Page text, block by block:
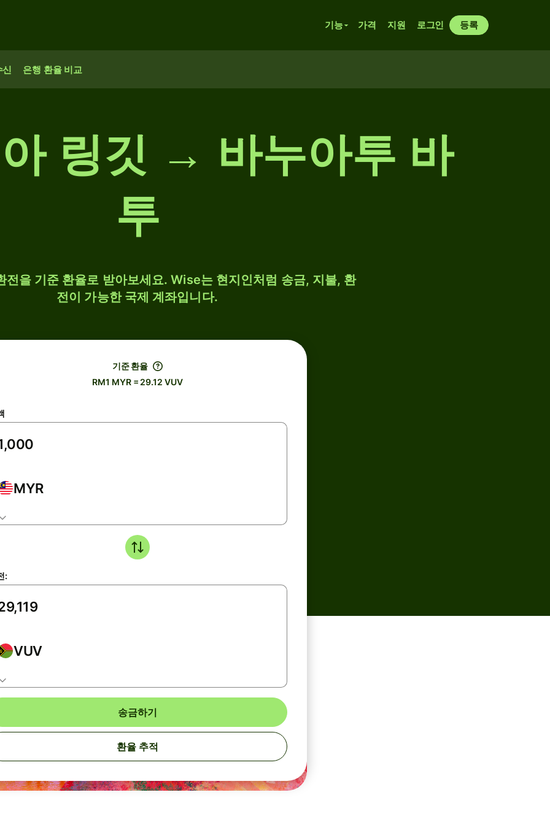
기능 가격 지원 로그인 등록
신 은행 환율 비교
링깃 → 바누아투 바
투
을 기준 환율로 받아보세요. Wise는 현지인처럼 송금, 지불, 환
전이 가능한 국제 계좌입니다.
기준 환율
RM1 MYR = 29.12 VUV
MYR
:
VUV
송금하기
환율 추적